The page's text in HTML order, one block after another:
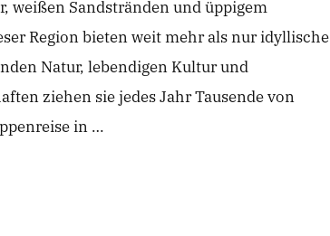
weißen Sandstränden und üppigem
Region bieten weit mehr als nur idyllische
Natur, lebendigen Kultur und
ziehen sie jedes Jahr Tausende von
in …